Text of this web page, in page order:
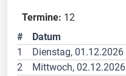
Termine: 12
#
Datum
1
Dienstag, 01.12.2026
2
Mittwoch, 02.12.2026